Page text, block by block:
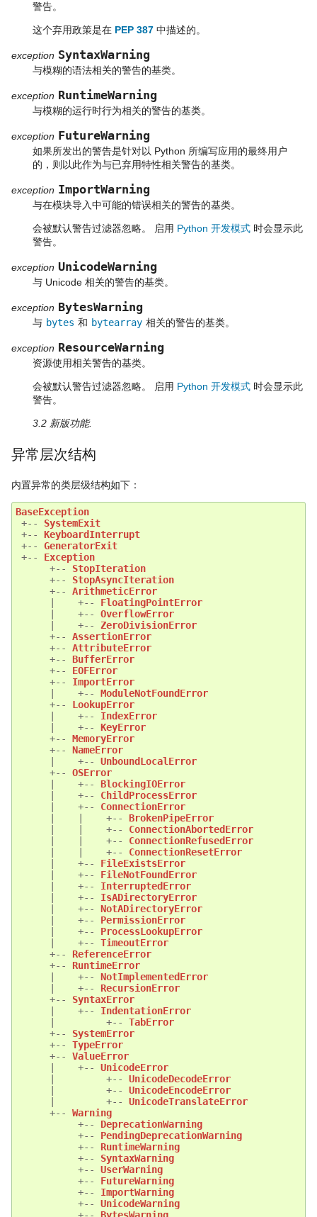
警告。
这个弃用政策是在 PEP 387 中描述的。
exception SyntaxWarning
与模糊的语法相关的警告的基类。
exception RuntimeWarning
与模糊的运行时行为相关的警告的基类。
exception FutureWarning
如果所发出的警告是针对以 Python 所编写应用的最终用户
的，则以此作为与已弃用特性相关警告的基类。
exception ImportWarning
与在模块导入中可能的错误相关的警告的基类。
会被默认警告过滤器忽略。 启用 Python 开发模式 时会显示此
警告。
exception UnicodeWarning
与 Unicode 相关的警告的基类。
exception BytesWarning
与 bytes 和 bytearray 相关的警告的基类。
exception ResourceWarning
资源使用相关警告的基类。
会被默认警告过滤器忽略。 启用 Python 开发模式 时会显示此
警告。
3.2 新版功能.
异常层次结构
内置异常的类层级结构如下：
BaseException
+--
SystemExit
+--
KeyboardInterrupt
+--
GeneratorExit
+--
Exception
+--
StopIteration
+--
StopAsyncIteration
+--
ArithmeticError
+--
FloatingPointError
+--
OverflowError
+--
ZeroDivisionError
+--
AssertionError
+--
AttributeError
+--
BufferError
+--
EOFError
+--
ImportError
+--
ModuleNotFoundError
+--
LookupError
+--
IndexError
+--
KeyError
+--
MemoryError
+--
NameError
+--
UnboundLocalError
+--
OSError
+--
BlockingIOError
+--
ChildProcessError
+--
ConnectionError
+--
BrokenPipeError
+--
ConnectionAbortedError
+--
ConnectionRefusedError
+--
ConnectionResetError
+--
FileExistsError
+--
FileNotFoundError
+--
InterruptedError
+--
IsADirectoryError
+--
NotADirectoryError
+--
PermissionError
+--
ProcessLookupError
+--
TimeoutError
+--
ReferenceError
+--
RuntimeError
+--
NotImplementedError
+--
RecursionError
+--
SyntaxError
+--
IndentationError
+--
TabError
+--
SystemError
+--
TypeError
+--
ValueError
+--
UnicodeError
+--
UnicodeDecodeError
+--
UnicodeEncodeError
+--
UnicodeTranslateError
+--
Warning
+--
DeprecationWarning
+--
PendingDeprecationWarning
+--
RuntimeWarning
+--
SyntaxWarning
+--
UserWarning
+--
FutureWarning
+--
ImportWarning
+--
UnicodeWarning